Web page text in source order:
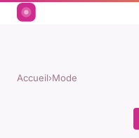
Accueil›Mode